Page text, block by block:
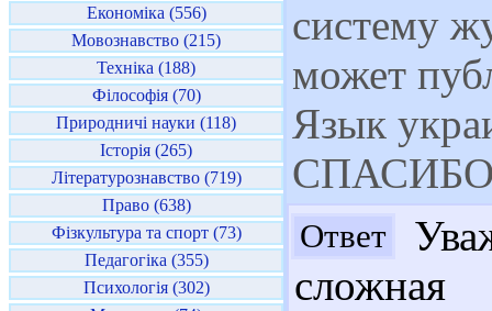
Економіка (556)
Мовознавство (215)
Техніка (188)
Філософія (70)
Природничі науки (118)
Історія (265)
Літературознавство (719)
Право (638)
Фізкультура та спорт (73)
Педагогіка (355)
Психологія (302)
систему
может
Язык
Ответ